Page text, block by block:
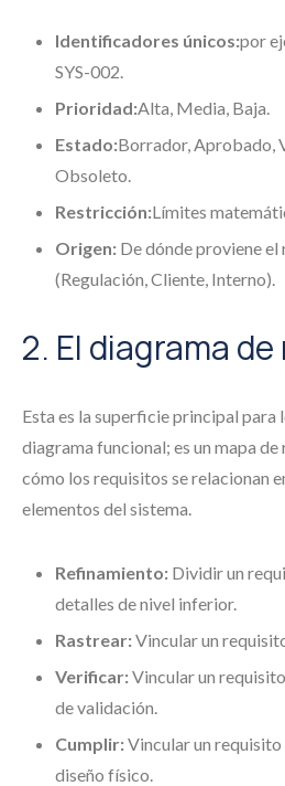
Identificadores únicos:por
SYS-002.
Prioridad:Alta, Media, Baja.
Estado:Borrador, Aprobado,
Obsoleto.
Restricción:Límites
Origen: De dónde proviene el
(Regulación, Cliente, Interno).
2. El diagrama
Esta es la superficie principal para
diagrama funcional; es un mapa
cómo los requisitos se relacionan
elementos del sistema.
Refinamiento: Dividir un
detalles de nivel inferior.
Rastrear:Vincular un
Verificar:Vincular un
de validación.
Cumplir:Vincular un requisito
diseño físico.